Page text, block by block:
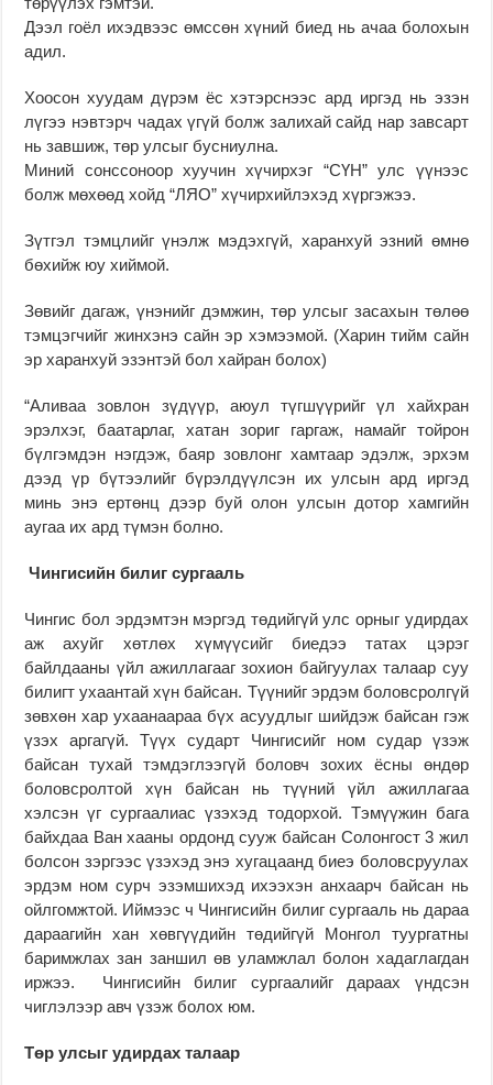
Дээл гоёл ихэдвээс өмссөн хүний биед нь ачаа болохын
адил.
Хоосон хуудам дүрэм ёс хэтэрснээс ард иргэд нь эзэн
лүгээ нэвтэрч чадах үгүй болж залихай сайд нар завсарт
нь завшиж, төр улсыг бусниулна.
Миний сонссоноор хуучин хүчирхэг “СҮН” улс үүнээс
болж мөхөөд хойд “ЛЯО” хүчирхийлэхэд хүргэжээ.
Зүтгэл тэмцлийг үнэлж мэдэхгүй, харанхуй эзний өмнө
бөхийж юу хиймой.
Зөвийг дагаж, үнэнийг дэмжин, төр улсыг засахын төлөө
тэмцэгчийг жинхэнэ сайн эр хэмээмой. (Харин тийм сайн
эр харанхуй эзэнтэй бол хайран болох)
“Аливаа зовлон зүдүүр, аюул түгшүүрийг үл хайхран
эрэлхэг, баатарлаг, хатан зориг гаргаж, намайг тойрон
бүлгэмдэн нэгдэж, баяр зовлонг хамтаар эдэлж, эрхэм
дээд үр бүтээлийг бүрэлдүүлсэн их улсын ард иргэд
минь энэ ертөнц дээр буй олон улсын дотор хамгийн
аугаа их ард түмэн болно.
Чингисийн билиг сургааль
Чингис бол эрдэмтэн мэргэд төдийгүй улс орныг удирдах
аж ахуйг хөтлөх хүмүүсийг биедээ татах цэрэг
байлдааны үйл ажиллагааг зохион байгуулах талаар суу
билигт ухаантай хүн байсан. Түүнийг эрдэм боловсролгүй
зөвхөн хар ухаанаараа бүх асуудлыг шийдэж байсан гэж
үзэх аргагүй. Түүх сударт Чингисийг ном судар үзэж
байсан тухай тэмдэглээгүй боловч зохих ёсны өндөр
боловсролтой хүн байсан нь түүний үйл ажиллагаа
хэлсэн үг сургаалиас үзэхэд тодорхой. Тэмүүжин бага
байхдаа Ван хааны ордонд сууж байсан Солонгост 3 жил
болсон зэргээс үзэхэд энэ хугацаанд биеэ боловсруулах
эрдэм ном сурч эзэмшихэд ихээхэн анхаарч байсан нь
ойлгомжтой. Иймээс ч Чингисийн билиг сургааль нь дараа
дараагийн хан хөвгүүдийн төдийгүй Монгол туургатны
баримжлах зан заншил өв уламжлал болон хадаглагдан
иржээ. Чингисийн билиг сургаалийг дараах үндсэн
чиглэлээр авч үзэж болох юм.
Төр улсыг удирдах талаар